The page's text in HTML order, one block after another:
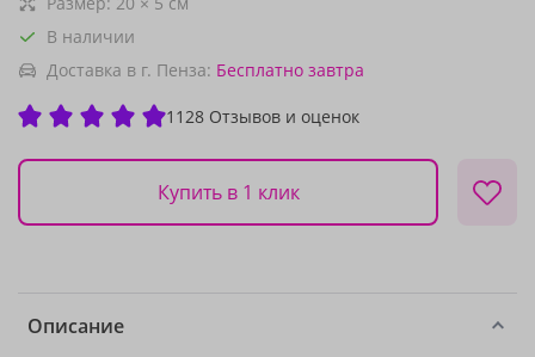
В наличии
Доставка в г. Пенза: Бесплатно завтра
1128 Отзывов и оценок
Купить в 1 клик
Описание